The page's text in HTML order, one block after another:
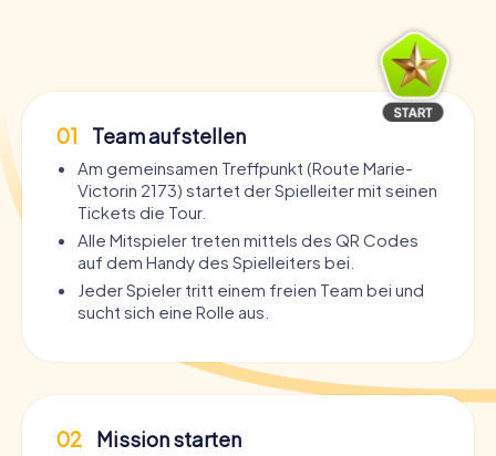
01 Team aufstellen
Am gemeinsamen Treffpunkt (Route Marie-
Victorin 2173) startet der Spielleiter mit seinen
Tickets die Tour.
Alle Mitspieler treten mittels des QR Codes
auf dem Handy des Spielleiters bei.
Jeder Spieler tritt einem freien Team bei und
sucht sich eine Rolle aus.
02 Mission starten